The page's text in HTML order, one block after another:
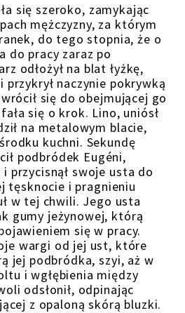
się szeroko, zamykając
mężczyzny, za którym
do tego stopnia, że o
do pracy zaraz po
odłożył na blat łyżkę,
przykrył naczynie pokrywką
się do obejmującej go
się o krok. Lino, uniósł
na metalowym blacie,
kuchni. Sekundę
podbródek Eugéni,
przycisnął swoje usta do
tęsknocie i pragnieniu
w tej chwili. Jego usta
gumy jeżynowej, którą
się w pracy.
wargi od jej ust, które
jej podbródka, szyi, aż w
i wgłębienia między
odsłonił, odpinając
z opaloną skórą bluzki.